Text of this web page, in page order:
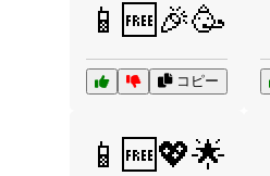
📱🆓🎉🥳
コピー
📱🆓💖🌟